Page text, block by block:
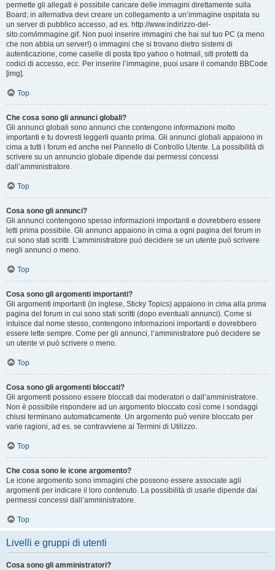
permette gli allegati è possibile caricare delle immagini direttamente sulla
Board; in alternativa devi creare un collegamento a un’immagine ospitata su
un server di pubblico accesso, ad es. http://www.indirizzo-del-
sito.com/immagine.gif. Non puoi inserire immagini che hai sul tuo PC (a meno
che non abbia un server!) o immagini che si trovano dietro sistemi di
autenticazione, come caselle di posta tipo yahoo o hotmail, siti protetti da
codici di accesso, ecc. Per inserire l’immagine, puoi usare il comando BBCode
[img].
Top
Che cosa sono gli annunci globali?
Gli annunci globali sono annunci che contengono informazioni molto
importanti e tu dovresti leggerli quanto prima. Gli annunci globali appaiono in
cima a tutti i forum ed anche nel Pannello di Controllo Utente. La possibilità di
scrivere su un annuncio globale dipende dai permessi concessi
dall’amministratore.
Top
Cosa sono gli annunci?
Gli annunci contengono spesso informazioni importanti e dovrebbero essere
letti prima possibile. Gli annunci appaiono in cima a ogni pagina del forum in
cui sono stati scritti. L’amministratore può decidere se un utente può scrivere
negli annunci o meno.
Top
Cosa sono gli argomenti importanti?
Gli argomenti importanti (in inglese, Sticky Topics) appaiono in cima alla prima
pagina del forum in cui sono stati scritti (dopo eventuali annunci). Come si
intuisce dal nome stesso, contengono informazioni importanti e dovrebbero
essere lette sempre. Come per gli annunci, l’amministratore può decidere se
un utente vi può scrivere o meno.
Top
Cosa sono gli argomenti bloccati?
Gli argomenti possono essere bloccati dai moderatori o dall’amministratore.
Non è possibile rispondere ad un argomento bloccato così come i sondaggi
chiusi terminano automaticamente. Un argomento può venire bloccato per
varie ragioni, ad es. se contravviene ai Termini di Utilizzo.
Top
Che cosa sono le icone argomento?
Le icone argomento sono immagini che possono essere associate agli
argomenti per indicare il loro contenuto. La possibilità di usarle dipende dai
permessi concessi dall’amministratore.
Top
Livelli e gruppi di utenti
Cosa sono gli amministratori?